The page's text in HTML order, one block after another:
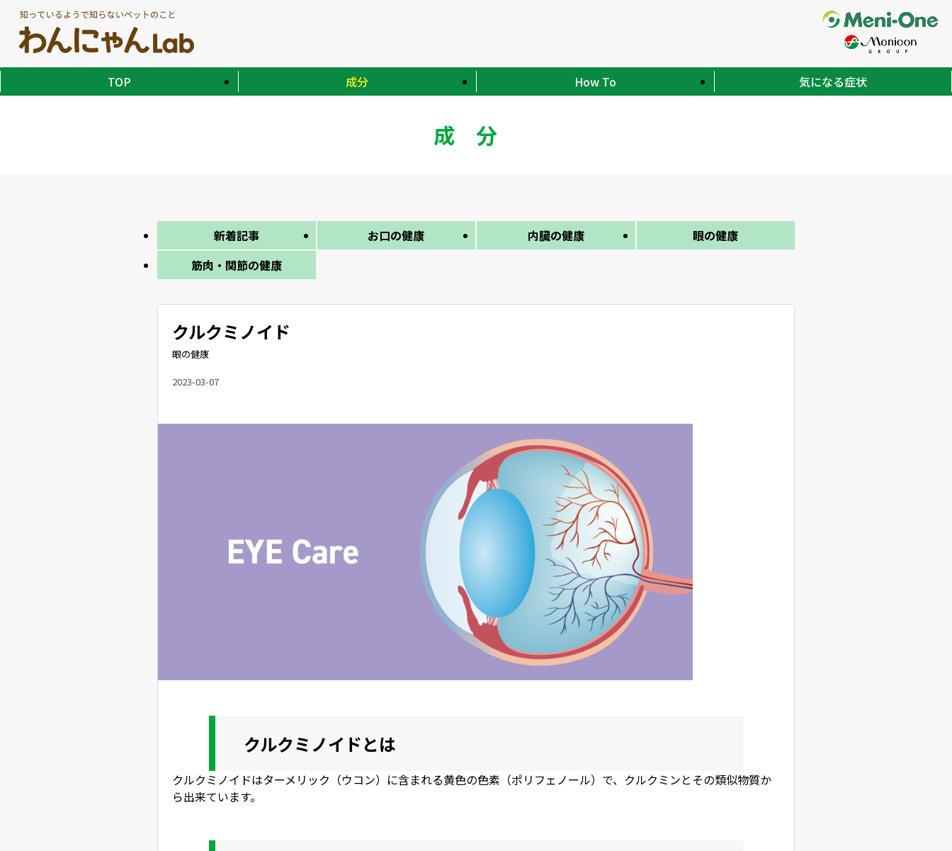
TOP 成分 How To 気になる症状
成分
新着記事 お口の健康 内臓の健康
眼の健康
筋肉・関節の健康
クルクミノイド
眼の健康
2023-03-07
クルクミノイドとは
クルクミノイドはターメリック（ウコン）に含まれる黄色の色素（ポリフェノール）で、クルクミンとその類似物質か
ら出来ています。